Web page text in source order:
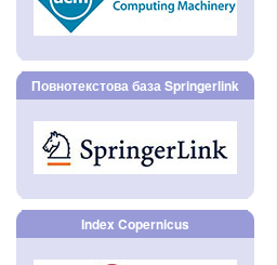
Повнотекстова база Springerlink
Index Copernicus